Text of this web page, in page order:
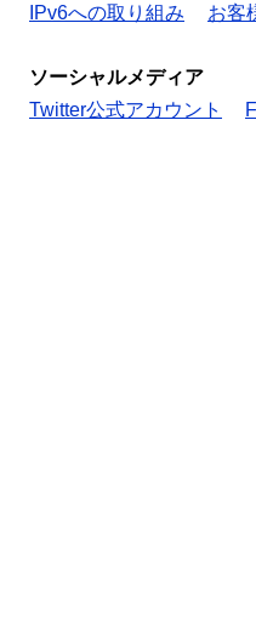
IPv6への取り組み
お客
ソーシャルメディア
Twitter公式アカウント